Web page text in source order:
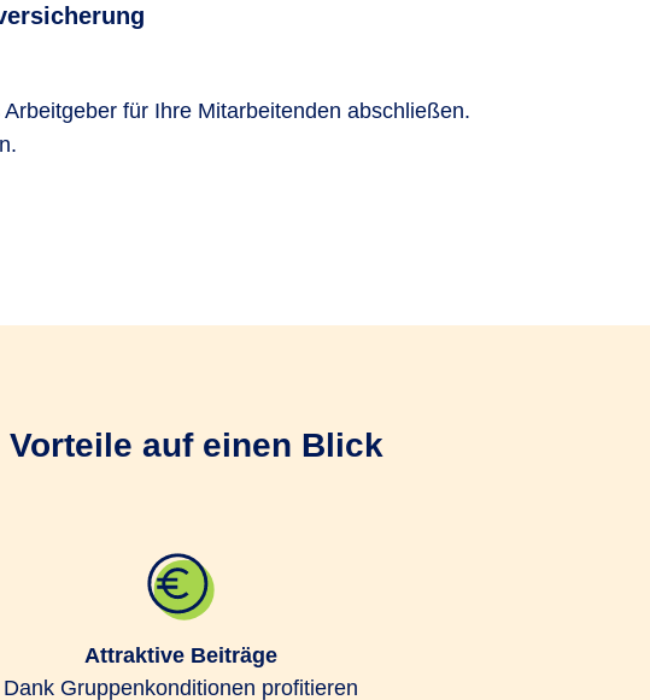
für Ihre Mitarbeitenden abschließen.
(bKV).
ohne Aufwand für Sie.
Mitarbeitenden möglich.
Vorteile auf einen Blick
Attraktive Beiträge
Dank Gruppenkonditionen profitieren